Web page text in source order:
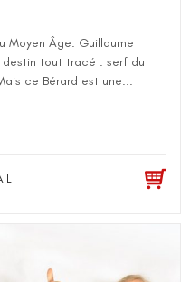
Moyen Âge. Guillaume
destin tout tracé : serf du
ce Bérard est une...